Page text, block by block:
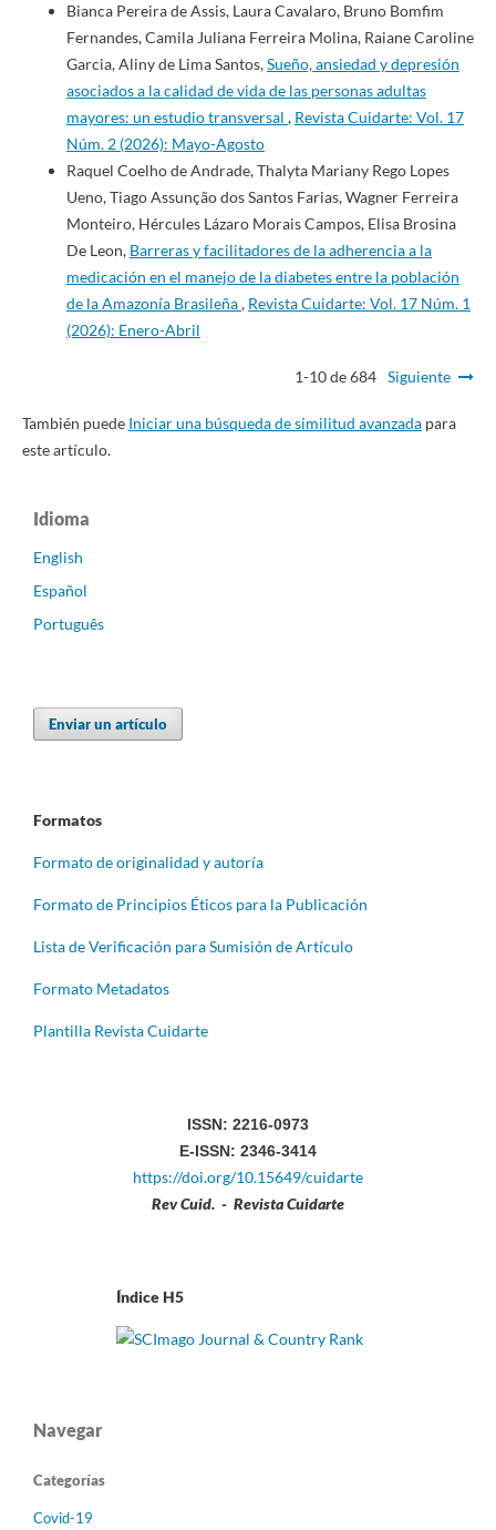
Bianca Pereira de Assis, Laura Cavalaro, Bruno Bomfim
Fernandes, Camila Juliana Ferreira Molina, Raiane Caroline
Garcia, Aliny de Lima Santos,Sueño, ansiedad y depresión
asociados a la calidad de vida de las personas adultas
mayores: un estudio transversal , Revista Cuidarte: Vol. 17
Núm. 2 (2026): Mayo-Agosto
Raquel Coelho de Andrade, Thalyta Mariany Rego Lopes
Ueno, Tiago Assunção dos Santos Farias, Wagner Ferreira
Monteiro, Hércules Lázaro Morais Campos, Elisa Brosina
De Leon, Barreras y facilitadores de la adherencia a la
medicación en el manejo de la diabetes entre la población
de la Amazonía Brasileña, Revista Cuidarte: Vol. 17 Núm. 1
(2026): Enero-Abril
1-10 de 684 Siguiente
También puede Iniciar una búsqueda de similitud avanzadapara
este artículo.
Idioma
English
Español
Português
Enviar un artículo
Formatos
Formato de originalidad y autoría
Formato de Principios Éticos para la Publicación
Lista de Verificación para Sumisión de Artículo
Formato Metadatos
Plantilla Revista Cuidarte
ISSN: 2216-0973
E-ISSN: 2346-3414
https://doi.org/10.15649/cuidarte
Rev Cuid. - Revista Cuidarte
Índice H5
Navegar
Categorías
Covid-19